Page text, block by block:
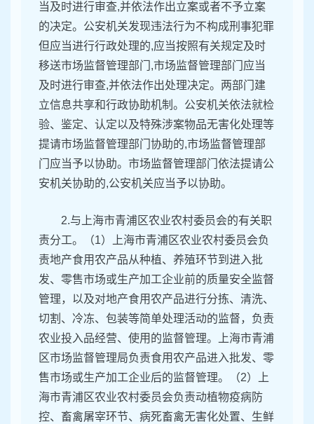
当及时进行审查,并依法作出立案或者不予立案
的决定。公安机关发现违法行为不构成刑事犯罪
但应当进行行政处理的,应当按照有关规定及时
移送市场监督管理部门,市场监督管理部门应当
及时进行审查,并依法作出处理决定。两部门建
立信息共享和行政协助机制。公安机关依法就检
验、鉴定、认定以及特殊涉案物品无害化处理等
提请市场监督管理部门协助的,市场监督管理部
门应当予以协助。市场监督管理部门依法提请公
安机关协助的,公安机关应当予以协助。
2.与上海市青浦区农业农村委员会的有关职
责分工。（1）上海市青浦区农业农村委员会负
责地产食用农产品从种植、养殖环节到进入批
发、零售市场或生产加工企业前的质量安全监督
管理，以及对地产食用农产品进行分拣、清洗、
切割、冷冻、包装等简单处理活动的监督，负责
农业投入品经营、使用的监督管理。上海市青浦
区市场监督管理局负责食用农产品进入批发、零
售市场或生产加工企业后的监督管理。（2）上
海市青浦区农业农村委员会负责动植物疫病防
控、畜禽屠宰环节、病死畜禽无害化处置、生鲜